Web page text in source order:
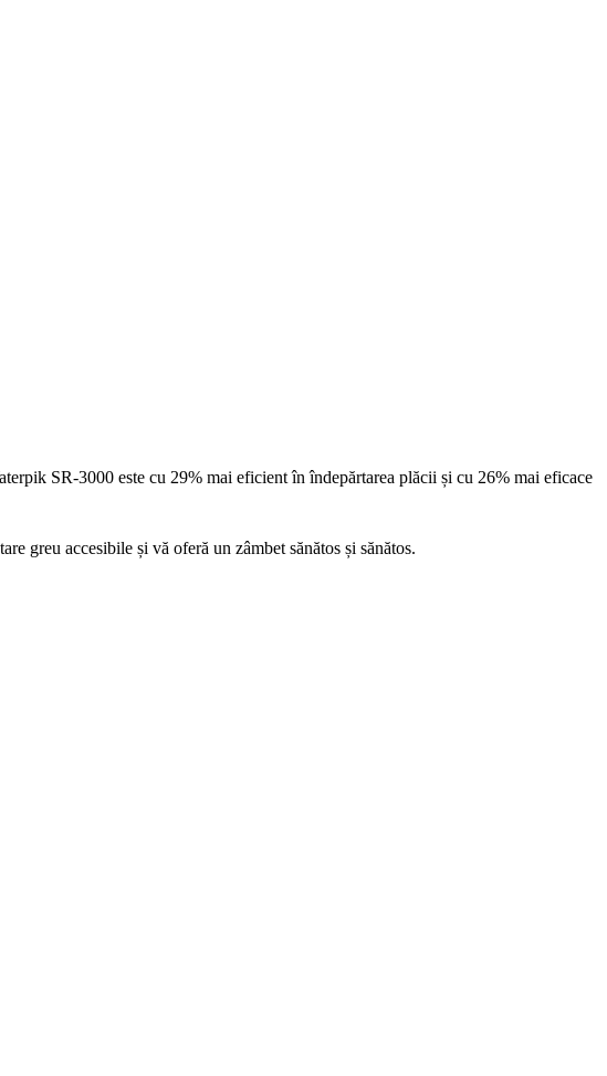
SR-3000 este cu 29% mai eficient în îndepărtarea plăcii și cu 26% mai eficace
greu accesibile și vă oferă un zâmbet sănătos și sănătos.